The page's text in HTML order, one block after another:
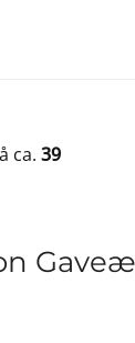
ca. 39